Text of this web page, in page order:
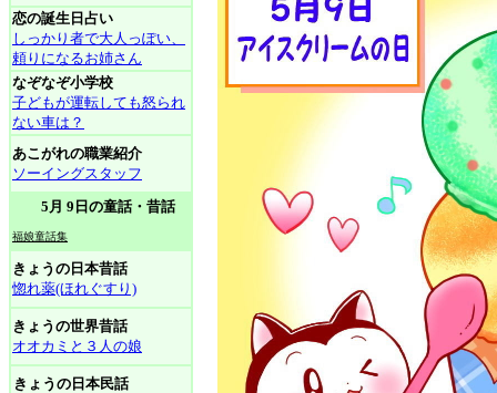
恋の誕生日占い
しっかり者で大人っぽい、
頼りになるお姉さん
なぞなぞ小学校
子どもが運転しても怒られ
ない車は？
あこがれの職業紹介
ソーイングスタッフ
5月 9日の童話・昔話
福娘童話集
きょうの日本昔話
惚れ薬(ほれぐすり)
きょうの世界昔話
オオカミと３人の娘
きょうの日本民話